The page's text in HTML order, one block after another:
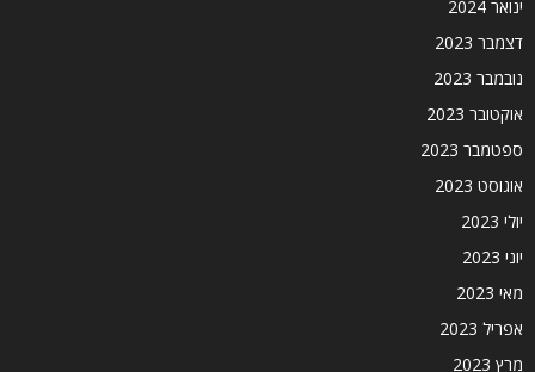
ינואר 2024
דצמבר 2023
נובמבר 2023
אוקטובר 2023
ספטמבר 2023
אוגוסט 2023
יולי 2023
יוני 2023
מאי 2023
אפריל 2023
מרץ 2023